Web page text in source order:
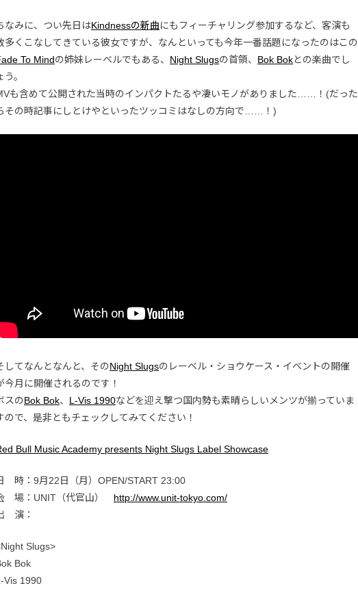
なみに、つい先日はKindnessの新曲にもフィーチャリング参加するなど、客演も
多くこなしてきている彼女ですが、なんといっても今年一番話題になったのはこの
To Mindの姉妹レーベルでもある、 Night Slugsの首領、 Bok Bokとの楽曲でし
う。
も含めて公開された当時のインパクトたるや凄いモノがありました……！(だった
その時記事にしとけやといったツッコミはなしの方向で……！)
してなんとなんと、そのNight Slugsのレーベル・ショウケース・イベントの開催
今月に開催されるのです！
スのBok Bok、 L-Vis 1990などを迎え撃つ国内勢も素晴らしいメンツが揃っていま
ので、是非ともチェックしてみてください！
Bull Music Academy presents Night Slugs Label Showcase
時：9月22日（月）OPEN/START 23:00
場：UNIT（代官山） http://www.unit-tokyo.com/
演：
Slugs>
Bok
Vis 1990